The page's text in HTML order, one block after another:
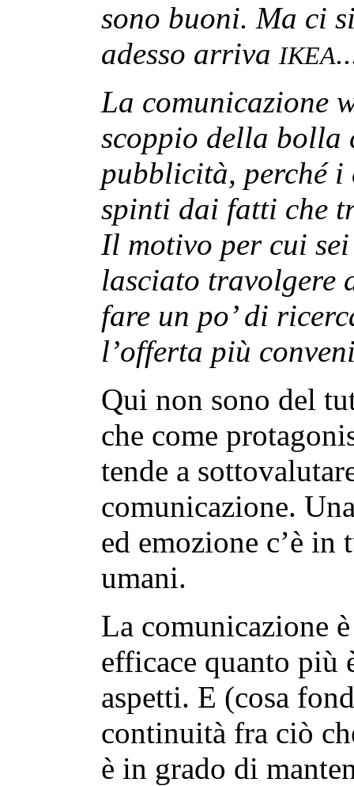
sono buoni. Ma ci
adesso arriva IKEA
La comunicazione
scoppio della bolla
pubblicità, perché
spinti dai fatti che
Il motivo per cui
lasciato travolgere
fare un po’ di
l’offerta più
Qui non sono del
che come
tende a
comunicazione.
ed emozione c’è
umani.
La comunicazione
efficace quanto più
aspetti. E (cosa
continuità fra ciò
è in grado di